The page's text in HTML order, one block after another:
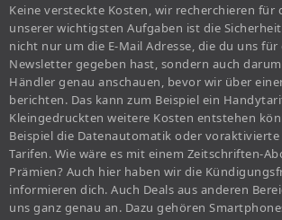
Keine versteckte Kosten, wir recherchieren für
unserer wichtigsten Aufgaben ist die
nicht nur um die E-Mail Adresse, die du uns
Newsletter gegeben hast, sondern auch
Händler genau anschauen, bevor wir über
berichten. Das kann zum Beispiel ein
Kleingedruckten weitere Kosten entstehen
Beispiel die Datenautomatik oder
Tarifen. Wie wäre es mit einem Zeitschriften-
Prämien? Auch hier haben wir die
informieren dich. Auch Deals aus anderen
uns ganz genau an. Dazu gehören